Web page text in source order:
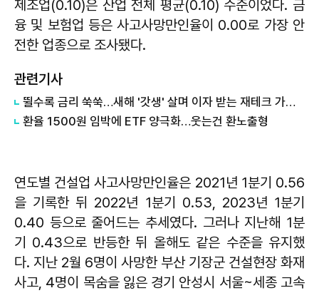
제조업(0.10)은 산업 전체 평균(0.10) 수준이었다. 금
융 및 보험업 등은 사고사망만인율이 0.00로 가장 안
전한 업종으로 조사됐다.
관련기사
뛸수록 금리 쑥쑥…새해 '갓생' 살며 이자 받는 재테크 가이드
환율 1500원 임박에 ETF 양극화…웃는건 환노출형
연도별 건설업 사고사망만인율은 2021년 1분기 0.56
을 기록한 뒤 2022년 1분기 0.53, 2023년 1분기
0.40 등으로 줄어드는 추세였다. 그러나 지난해 1분
기 0.43으로 반등한 뒤 올해도 같은 수준을 유지했
다. 지난 2월 6명이 사망한 부산 기장군 건설현장 화재
사고, 4명이 목숨을 잃은 경기 안성시 서울~세종 고속